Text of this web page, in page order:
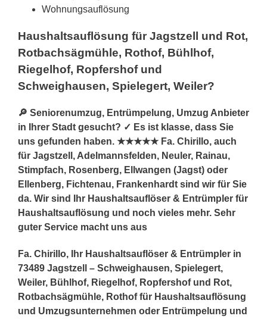
Wohnungsauflösung
Haushaltsauflösung für Jagstzell und Rot,
Rotbachsägmühle, Rothof, Bühlhof,
Riegelhof, Ropfershof und
Schweighausen, Spielegert, Weiler?
🔎 Seniorenumzug, Entrümpelung, Umzug Anbieter
in Ihrer Stadt gesucht? ✓ Es ist klasse, dass Sie
uns gefunden haben. ★★★★★ Fa. Chirillo, auch
für Jagstzell, Adelmannsfelden, Neuler, Rainau,
Stimpfach, Rosenberg, Ellwangen (Jagst) oder
Ellenberg, Fichtenau, Frankenhardt sind wir für Sie
da. Wir sind Ihr Haushaltsauflöser & Entrümpler für
Haushaltsauflösung und noch vieles mehr. Sehr
guter Service macht uns aus
Fa. Chirillo, Ihr Haushaltsauflöser & Entrümpler in
73489 Jagstzell – Schweighausen, Spielegert,
Weiler, Bühlhof, Riegelhof, Ropfershof und Rot,
Rotbachsägmühle, Rothof für Haushaltsauflösung
und Umzugsunternehmen oder Entrümpelung und